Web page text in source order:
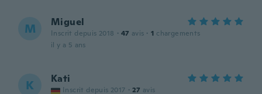
M Miguel
Inscrit depuis 2018 · 47 avis · 1 chargements
il y a 5 ans
K Kati
Inscrit depuis 2017 · 27 avis